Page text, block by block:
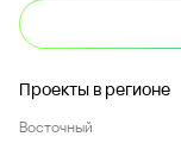
Проекты в регионе
Восточный